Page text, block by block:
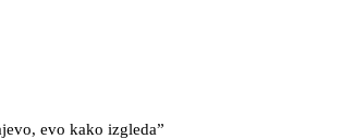
evo kako izgleda”